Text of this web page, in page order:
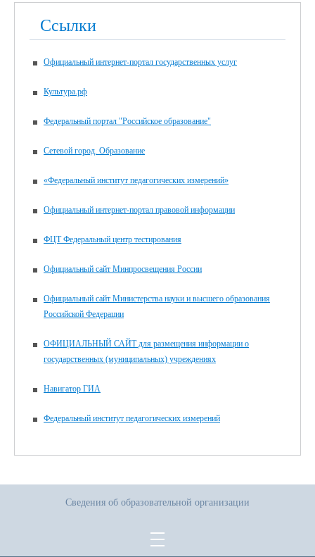
Ссылки
Официальный интернет-портал государственных услуг
Культура.рф
Федеральный портал "Российское образование"
Сетевой город. Образование
«Федеральный институт педагогических измерений»
Официальный интернет-портал правовой информации
ФЦТ Федеральный центр тестирования
Официальный сайт Минпросвещения России
Официальный сайт Министерства науки и высшего образования
Российской Федерации
ОФИЦИАЛЬНЫЙ САЙТ для размещения информации о
государственных (муниципальных) учреждениях
Навигатор ГИА
Федеральный институт педагогических измерений
Сведения об образовательной организации